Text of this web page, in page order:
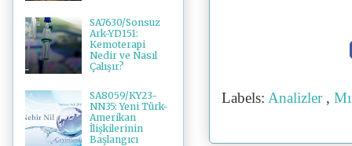
Labels: Analizler ,
SA7630/Sonsuz
Ark-YD151:
Kemoterapi
Nedir ve Nasıl
Çalışır?
SA8059/KY23-
NN35: Yeni Türk-
Amerikan
İlişkilerinin
Başlangıcı